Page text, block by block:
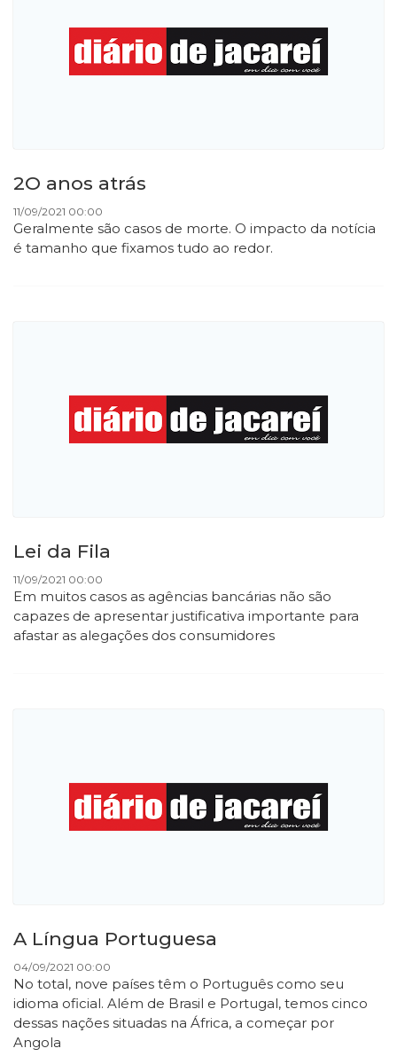
2O anos atrás
11/09/2021 00:00
Geralmente são casos de morte. O impacto da notícia
é tamanho que fixamos tudo ao redor.
Lei da Fila
11/09/2021 00:00
Em muitos casos as agências bancárias não são
capazes de apresentar justificativa importante para
afastar as alegações dos consumidores
A Língua Portuguesa
04/09/2021 00:00
No total, nove países têm o Português como seu
idioma oficial. Além de Brasil e Portugal, temos cinco
dessas nações situadas na África, a começar por
Angola